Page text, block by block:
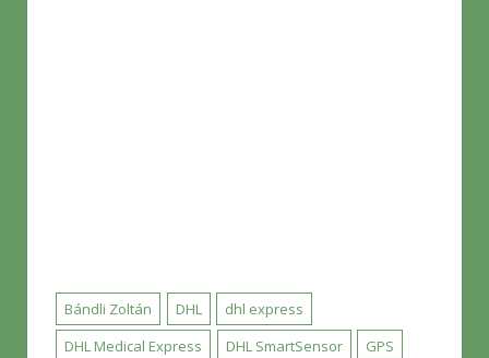
Bándli Zoltán DHL
dhl express
DHL Medical Express
DHL SmartSensor
GPS